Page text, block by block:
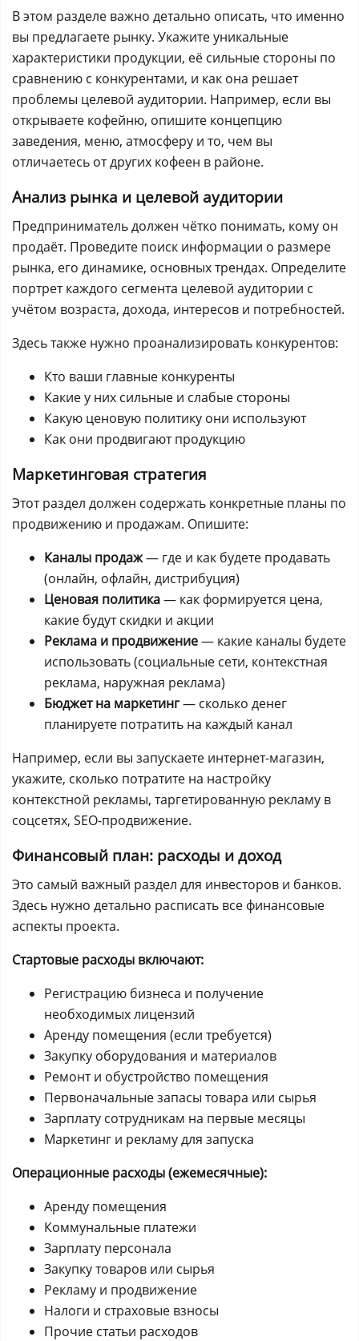
В этом разделе важно детально описать, что именно
вы предлагаете рынку. Укажите уникальные
характеристики продукции, её сильные стороны по
сравнению с конкурентами, и как она решает
проблемы целевой аудитории. Например, если вы
открываете кофейню, опишите концепцию
заведения, меню, атмосферу и то, чем вы
отличаетесь от других кофеен в районе.
Анализ рынка и целевой аудитории
Предприниматель должен чётко понимать, кому он
продаёт. Проведите поиск информации о размере
рынка, его динамике, основных трендах. Определите
портрет каждого сегмента целевой аудитории с
учётом возраста, дохода, интересов и потребностей.
Здесь также нужно проанализировать конкурентов:
Кто ваши главные конкуренты
Какие у них сильные и слабые стороны
Какую ценовую политику они используют
Как они продвигают продукцию
Маркетинговая стратегия
Этот раздел должен содержать конкретные планы по
продвижению и продажам. Опишите:
Каналы продаж— где и как будете продавать
(онлайн, офлайн, дистрибуция)
Ценовая политика— как формируется цена,
какие будут скидки и акции
Реклама и продвижение— какие каналы будете
использовать (социальные сети, контекстная
реклама, наружная реклама)
Бюджет на маркетинг— сколько денег
планируете потратить на каждый канал
Например, если вы запускаете интернет-магазин,
укажите, сколько потратите на настройку
контекстной рекламы, таргетированную рекламу в
соцсетях, SEO-продвижение.
Финансовый план: расходы и доход
Это самый важный раздел для инвесторов и банков.
Здесь нужно детально расписать все финансовые
аспекты проекта.
Стартовые расходы включают:
Регистрацию бизнеса и получение
необходимых лицензий
Аренду помещения (если требуется)
Закупку оборудования и материалов
Ремонт и обустройство помещения
Первоначальные запасы товара или сырья
Зарплату сотрудникам на первые месяцы
Маркетинг и рекламу для запуска
Операционные расходы (ежемесячные):
Аренду помещения
Коммунальные платежи
Зарплату персонала
Закупку товаров или сырья
Рекламу и продвижение
Налоги и страховые взносы
Прочие статьи расходов